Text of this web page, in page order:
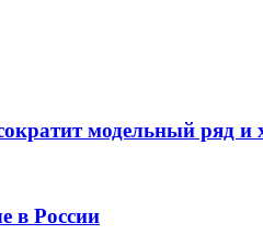
модельный ряд
в России